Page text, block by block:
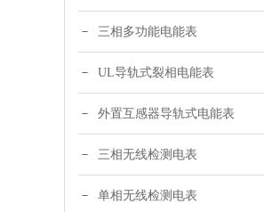
三相多功能电能表
UL导轨式裂相电能表
外置互感器导轨式电能表
三相无线检测电表
单相无线检测电表